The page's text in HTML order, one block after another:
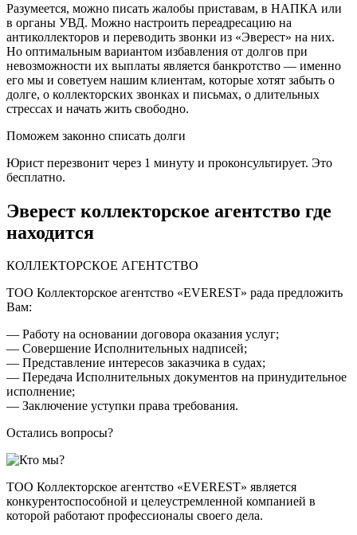
Разумеется, можно писать жалобы приставам, в НАПКА или
в органы УВД. Можно настроить переадресацию на
антиколлекторов и переводить звонки из «Эверест» на них.
Но оптимальным вариантом избавления от долгов при
невозможности их выплаты является банкротство — именно
его мы и советуем нашим клиентам, которые хотят забыть о
долге, о коллекторских звонках и письмах, о длительных
стрессах и начать жить свободно.
Поможем законно списать долги
Юрист перезвонит через 1 минуту и проконсультирует. Это
бесплатно.
Эверест коллекторское агентство где
находится
​​​​​​​​​​​​​​КОЛЛЕКТОРСКОЕ АГЕНТСТВО
ТОО Коллекторское агентство «EVEREST» рада предложить
Вам:
— Работу на основании договора оказания услуг;
— Совершение Исполнительных надписей;
— Представление интересов заказчика в судах;
— Передача Исполнительных документов на принудительное
исполнение;
— Заключение уступки права требования.
Остались вопросы?
ТОО Коллекторское агентство «EVEREST» является
конкурентоспособной и цел​​​​​​​еустремленной компанией в
которой работают профессионалы своего дела.